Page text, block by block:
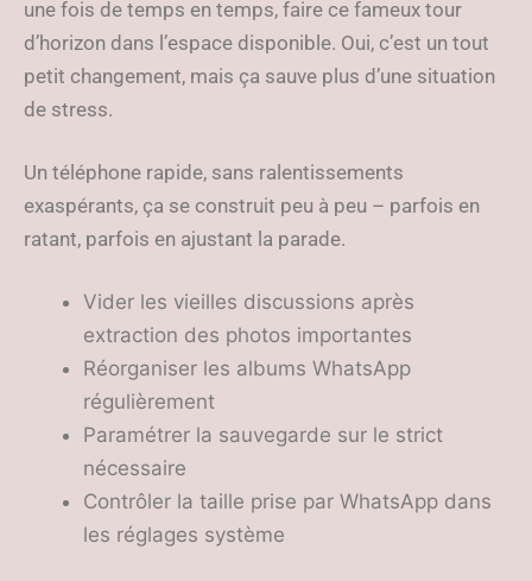
une fois de temps en temps, faire ce fameux tour
d’horizon dans l’espace disponible. Oui, c’est un tout
petit changement, mais ça sauve plus d’une situation
de stress.
Un téléphone rapide, sans ralentissements
exaspérants, ça se construit peu à peu – parfois en
ratant, parfois en ajustant la parade.
Vider les vieilles discussions après
extraction des photos importantes
Réorganiser les albums WhatsApp
régulièrement
Paramétrer la sauvegarde sur le strict
nécessaire
Contrôler la taille prise par WhatsApp dans
les réglages système